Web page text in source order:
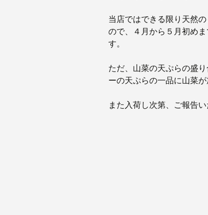
当店ではできる限り天然
ので、４月から５月初め
す。
ただ、山菜の天ぷらの盛
ーの天ぷらの一品に山菜
また入荷し次第、ご報告い